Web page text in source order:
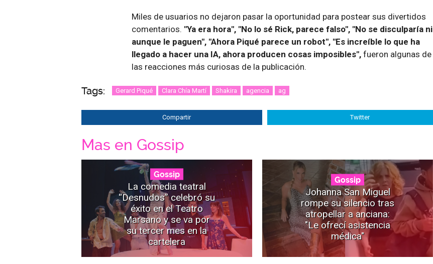
Miles de usuarios no dejaron pasar la oportunidad para postear sus divertidos
comentarios. "Ya era hora", "No lo sé Rick, parece falso", "No se disculparía ni
aunque le paguen", "Ahora Piqué parece un robot", "Es increíble lo que ha
llegado a hacer una IA, ahora producen cosas imposibles", fueron algunas de
las reacciones más curiosas de la publicación.
Tags: Gerard Piqué Clara Chía Martí Shakira agencia ag
Compartir Twitter
Mas en Gossip
Gossip
La comedia teatral
“Desnudos” celebró su
éxito en el Teatro
Marsano y se va por
su tercer mes en la
cartelera
Gossip
Johanna San Miguel
rompe su silencio tras
atropellar a anciana:
"Le ofrecí asistencia
médica"